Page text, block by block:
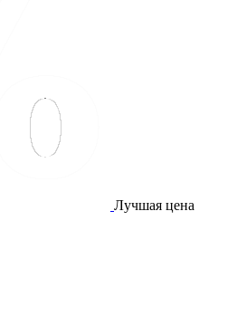
Лучшая цена